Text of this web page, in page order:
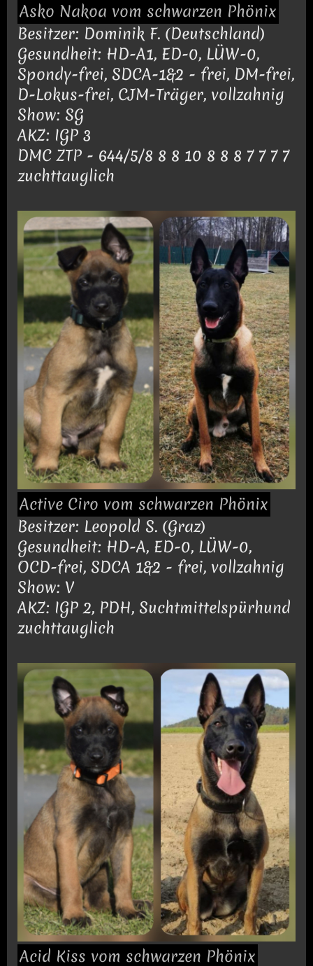
Asko Nakoa vom schwarzen Phönix
Besitzer: Dominik F. (Deutschland)
Gesundheit: HD-A1, ED-0, LÜW-0,
Spondy-frei, SDCA-1&2 - frei, DM-frei,
D-Lokus-frei, CJM-Träger, vollzahnig
Show: SG
AKZ: IGP 3
DMC ZTP - 644/5/8 8 8 10 8 8 8 7 7 7 7
zuchttauglich
Active Ciro vom schwarzen Phönix
Besitzer: Leopold S. (Graz)
Gesundheit: HD-A, ED-0, LÜW-0,
OCD-frei, SDCA 1&2 - frei, vollzahnig
Show: V
AKZ: IGP 2, PDH, Suchtmittelspürhund
zuchttauglich
Acid Kiss vom schwarzen Phönix